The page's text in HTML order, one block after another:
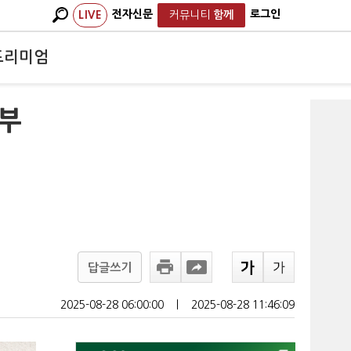
LIVE 전자신문 커뮤니티 함께 로그인
리미엄
답글쓰기
2025-08-28 06:00:00 2025-08-28 11:46:09